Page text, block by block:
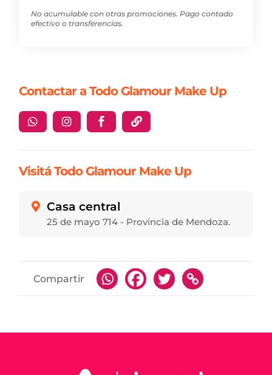
No acumulable con otras promociones. Pago contado
efectivo o transferencias.
Contactar a Todo Glamour Make Up
   
Visitá Todo Glamour Make Up
 Casa central
25 de mayo 714 - Provincia de Mendoza.
Compartir